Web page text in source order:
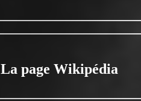
La page Wikipédia